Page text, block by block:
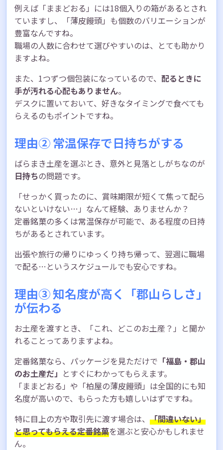
例えば「ままどおる」には18個入りの箱があるとされ
ていますし、「薄皮饅頭」も個数のバリエーションが
豊富なんですね。
職場の人数に合わせて選びやすいのは、とても助かり
ますよね。
また、1つずつ個包装になっているので、 配るときに
手が汚れる心配もありません。
デスクに置いておいて、好きなタイミングで食べても
らえるのもポイントですね。
理由② 常温保存で日持ちがする
ばらまき土産を選ぶとき、意外と見落としがちなのが
日持ちの問題です。
「せっかく買ったのに、賞味期限が短くて焦って配ら
ないといけない…」なんて経験、ありませんか？
定番銘菓の多くは常温保存が可能で、ある程度の日持
ちがあるとされています。
出張や旅行の帰りにゆっくり持ち帰って、翌週に職場
で配る…というスケジュールでも安心ですね。
理由③ 知名度が高く「郡山らしさ」
が伝わる
お土産を渡すとき、「これ、どこのお土産？」と聞か
れることってありますよね。
定番銘菓なら、パッケージを見ただけで 「福島・郡山
のお土産だ」 とすぐにわかってもらえます。
「ままどおる」や「柏屋の薄皮饅頭」は全国的にも知
名度が高いので、もらった方も嬉しいはずですね。
特に目上の方や取引先に渡す場合は、 「間違いない」
と思ってもらえる定番銘菓を選ぶと安心かもしれませ
ん。